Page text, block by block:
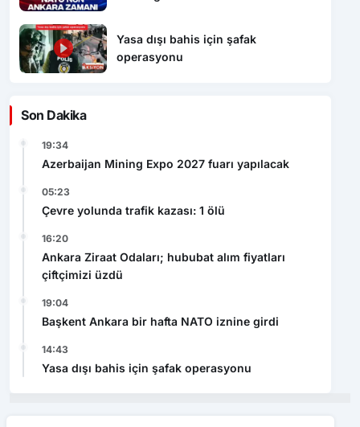
Yasa dışı bahis için şafak
operasyonu
Son Dakika
19:34
Azerbaijan Mining Expo 2027 fuarı yapılacak
05:23
Çevre yolunda trafik kazası: 1 ölü
16:20
Ankara Ziraat Odaları; hububat alım fiyatları
çiftçimizi üzdü
19:04
Başkent Ankara bir hafta NATO iznine girdi
14:43
Yasa dışı bahis için şafak operasyonu